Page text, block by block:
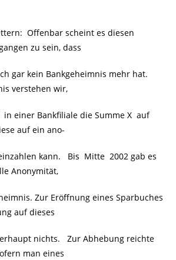
Offenbar scheint es diesen
zu sein, dass
gar kein Bankgeheimnis mehr hat.
verstehen wir,
einer Bankfiliale die Summe X auf
auf ein ano-
kann. Bis Mitte 2002 gab es
Anonymität,
Zur Eröffnung eines Sparbuches
auf dieses
nichts. Zur Abhebung reichte
man eines